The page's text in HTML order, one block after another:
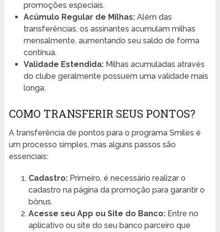
promoções especiais.
Acúmulo Regular de Milhas:Além das
transferências, os assinantes acumulam milhas
mensalmente, aumentando seu saldo de forma
contínua.
Validade Estendida:Milhas acumuladas através
do clube geralmente possuem uma validade mais
longa.
COMO TRANSFERIR SEUS PONTOS?
A transferência de pontos para o programa Smiles é
um processo simples, mas alguns passos são
essenciais:
Cadastro:Primeiro, é necessário realizar o
cadastro na página da promoção para garantir o
bônus.
Acesse seu App ou Site do Banco:Entre no
aplicativo ou site do seu banco parceiro que